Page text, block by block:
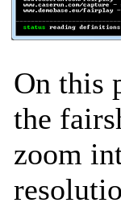
On this
the
zoom